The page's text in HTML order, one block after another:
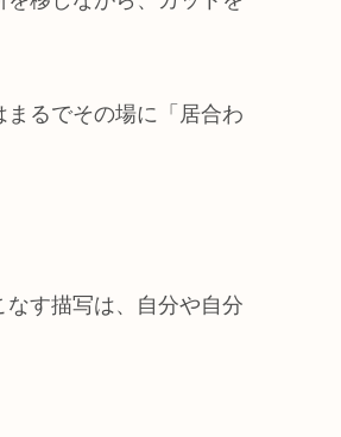
るでその場に「居合わ
す描写は、自分や自分